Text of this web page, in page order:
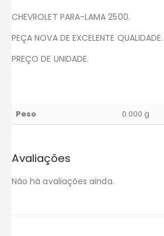
CHEVROLET PARA-LAMA 2500.
PEÇA NOVA DE EXCELENTE QUALIDADE.
PREÇO DE UNIDADE.
Peso 0.000 g
Avaliações
Não há avaliações ainda.